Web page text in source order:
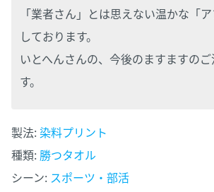
「業者さん」とは思えない温かな「
しております。
いとへんさんの、今後のますますの
す。
製法: 染料プリント
種類: 勝つタオル
シーン: スポーツ・部活